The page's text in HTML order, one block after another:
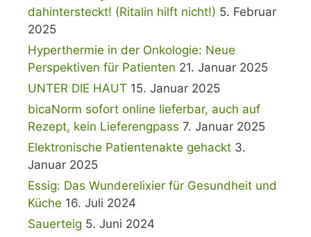
dahintersteckt! (Ritalin hilft nicht!) 5. Februar
2025
Hyperthermie in der Onkologie: Neue
Perspektiven für Patienten 21. Januar 2025
UNTER DIE HAUT 15. Januar 2025
bicaNorm sofort online lieferbar, auch auf
Rezept, kein Lieferengpass 7. Januar 2025
Elektronische Patientenakte gehackt 3.
Januar 2025
Essig: Das Wunderelixier für Gesundheit und
Küche 16. Juli 2024
Sauerteig 5. Juni 2024